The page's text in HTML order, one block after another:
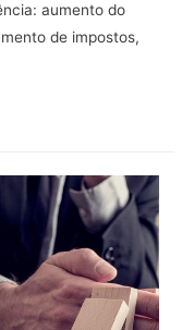
aumento do
de impostos,